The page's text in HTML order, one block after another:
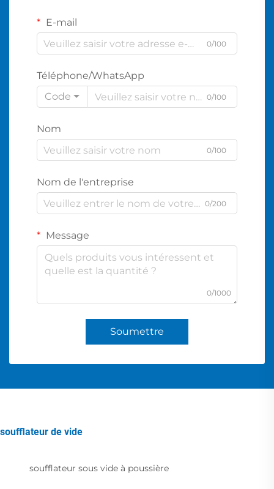
E-mail
0/100
Téléphone/WhatsApp
Code
0/100
Nom
0/100
Nom de l'entreprise
0/200
Message
0/1000
Soumettre
soufflateur de vide
soufflateur sous vide à poussière